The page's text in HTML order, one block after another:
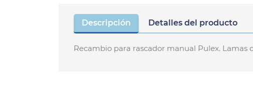
Descripción Detalles del producto
Recambio para rascador manual Pulex.